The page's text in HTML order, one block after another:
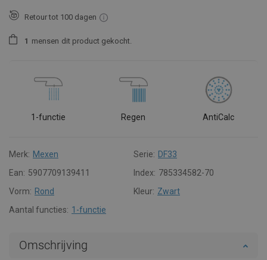
Retour tot 100 dagen
1 mensen dit product gekocht.
1-functie Regen AntiCalc
Merk: Mexen Serie: DF33
Ean: 5907709139411 Index: 785334582-70
Vorm: Rond Kleur: Zwart
Aantal functies: 1-functie
Omschrijving